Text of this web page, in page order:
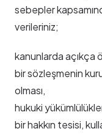
sebepler
verileriniz;
kanunlarda açıkça
bir sözleşmenin
olması,
hukuki
bir hakkın tesisi,